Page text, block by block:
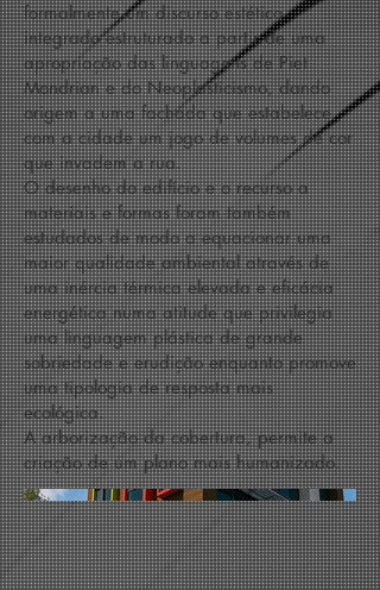
formalmente um discurso estético
integrado estruturado a partir de uma
apropriação das linguagens de Piet
Mondrian e do Neoplasticismo, dando
origem a uma fachada que estabelece
com a cidade um jogo de volumes de cor
que invadem a rua.
O desenho do edifício e o recurso a
materiais e formas foram também
estudados de modo a equacionar uma
maior qualidade ambiental através de
uma inércia térmica elevada e eficácia
energética numa atitude que privilegia
uma linguagem plástica de grande
sobriedade e erudição enquanto promove
uma tipologia de resposta mais
ecológica.
A arborização da cobertura, permite a
criação de um plano mais humanizado.